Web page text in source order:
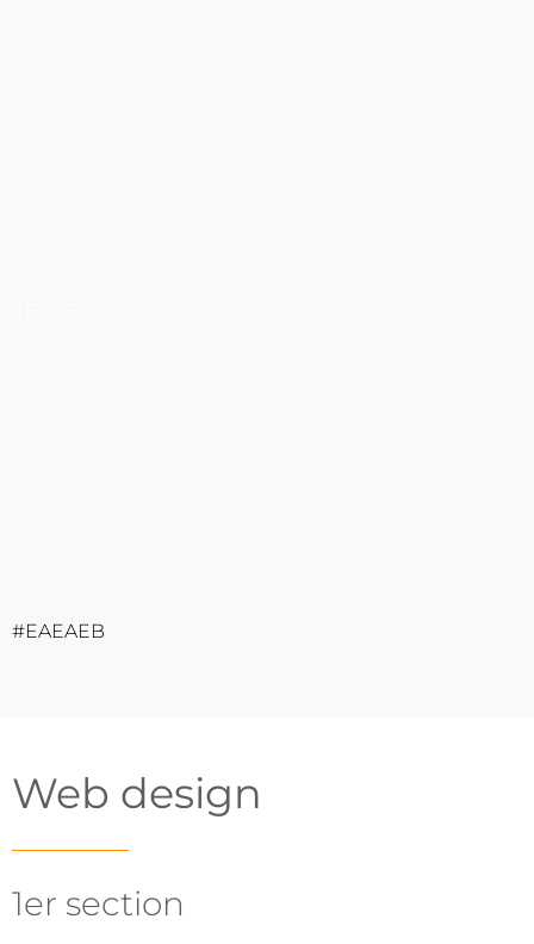
#EAEAEB
Web design
1er section